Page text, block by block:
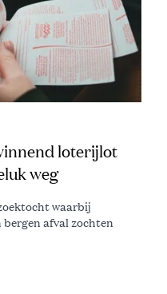
loterijlot
weg
waarbij
afval zochten